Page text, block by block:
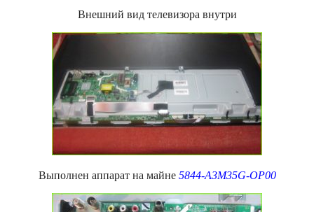
Внешний вид телевизора внутри
Выполнен аппарат на майне 5844-A3M35G-OP00